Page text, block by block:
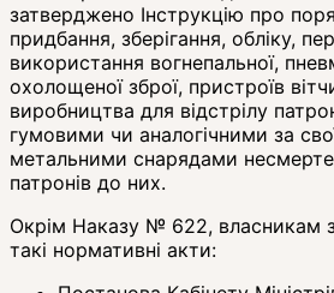
затверджено Інструкцію про
придбання, зберігання, обліку,
використання вогнепальної,
охолощеної зброї, пристроїв
виробництва для відстрілу
гумовими чи аналогічними за
метальними снарядами
патронів до них.
Окрім Наказу № 622, власникам
такі нормативні акти: